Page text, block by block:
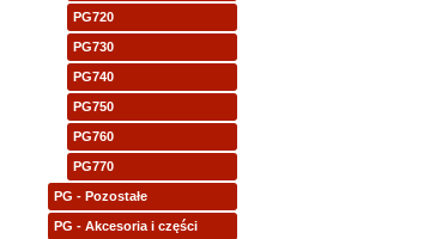
PG720
PG730
PG740
PG750
PG760
PG770
PG - Pozostałe
PG - Akcesoria i części